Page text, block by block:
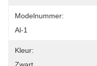
Modelnummer:
Al-1
Kleur: